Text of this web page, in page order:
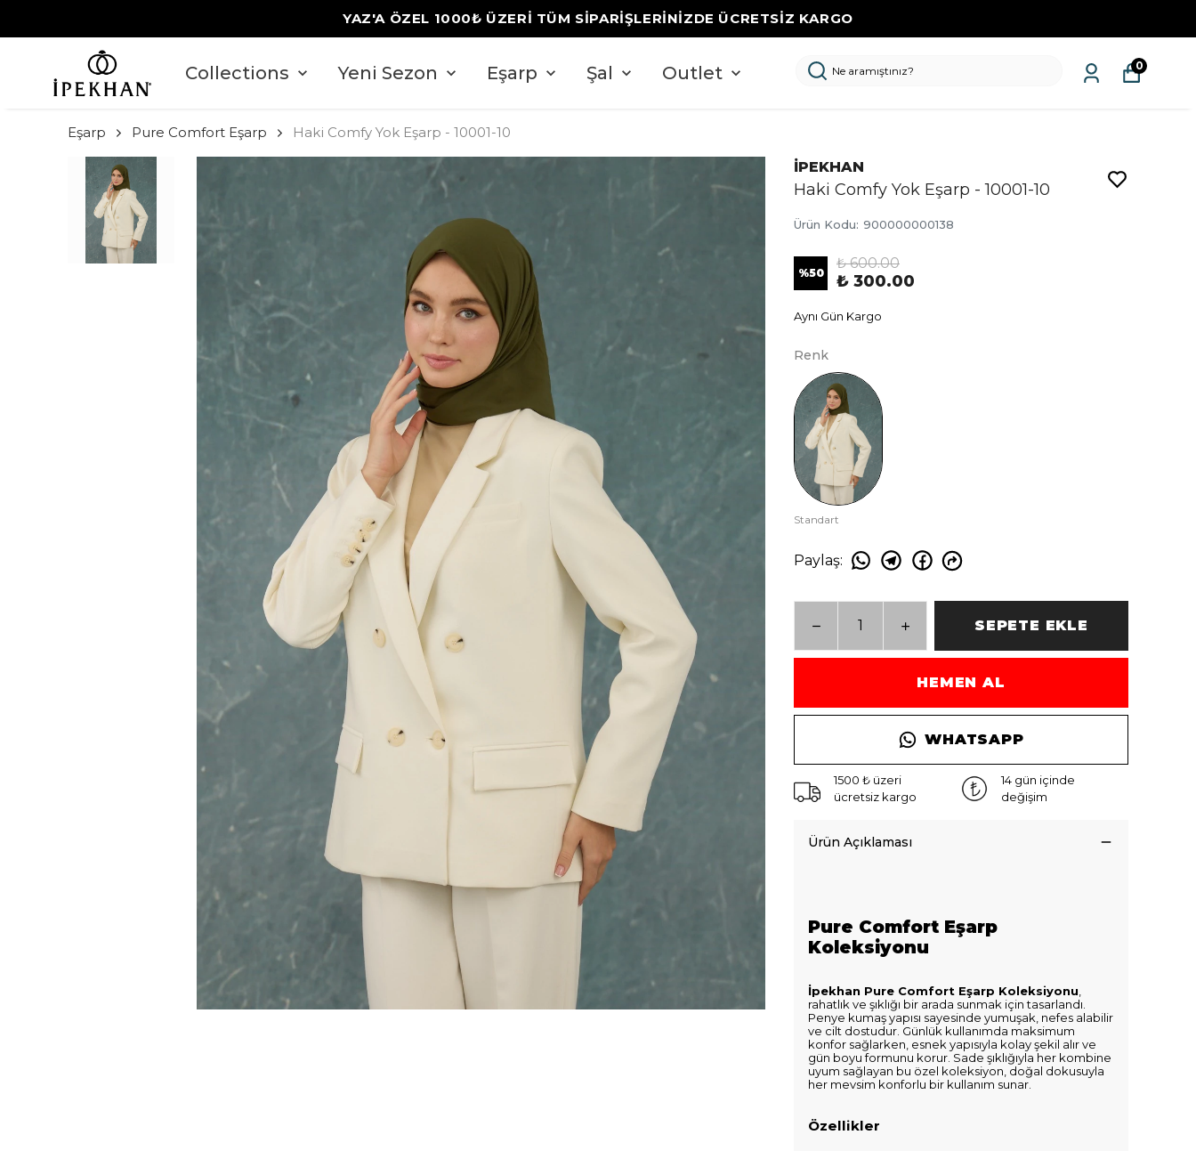
YAZ'A ÖZEL 1000₺ ÜZERİ TÜM SİPARİŞLERİNİZDE ÜCRETSİZ KARGO
Collections Yeni Sezon Eşarp Şal Outlet 0
Eşarp Pure Comfort Eşarp Haki Comfy Yok Eşarp - 10001-10
İPEKHAN
Haki Comfy Yok Eşarp - 10001-10
Ürün Kodu: 900000000138
%50
₺ 600.00
₺ 300.00
Aynı Gün Kargo
Renk
Standart
Paylaş:
SEPETE EKLE
HEMEN AL
WHATSAPP
1500 ₺ üzeri
ücretsiz kargo
14 gün içinde
değişim
Ürün Açıklaması
Pure Comfort Eşarp
Koleksiyonu
İpekhan Pure Comfort Eşarp Koleksiyonu
rahatlık ve şıklığı bir arada sunmak için tasarlandı.
Penye kumaş yapısı sayesinde yumuşak, nefes alabilir
ve cilt dostudur. Günlük kullanımda maksimum
konfor sağlarken, esnek yapısıyla kolay şekil alır ve
gün boyu formunu korur. Sade şıklığıyla her kombine
uyum sağlayan bu özel koleksiyon, doğal dokusuyla
her mevsim konforlu bir kullanım sunar.
Özellikler